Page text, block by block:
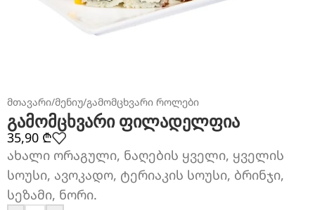
მთავარი/მენიუ/გამომცხვარი როლები
გამომცხვარი ფილადელფია
35,90 ₾
ახალი ორაგული, ნაღების ყველი, ყველის
სოუსი, ავოკადო, ტერიაკის სოუსი, ბრინჯი,
სეზამი, ნორი.